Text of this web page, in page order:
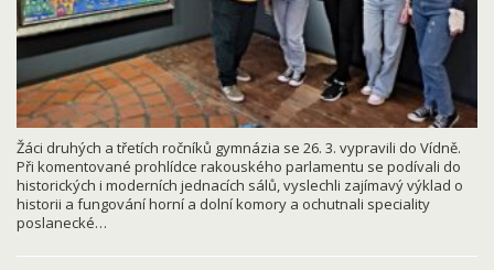
Žáci druhých a třetích ročníků gymnázia se 26. 3. vypravili do Vídně.
Při komentované prohlídce rakouského parlamentu se podívali do
historických i moderních jednacích sálů, vyslechli zajímavý výklad o
historii a fungování horní a dolní komory a ochutnali speciality
poslanecké…